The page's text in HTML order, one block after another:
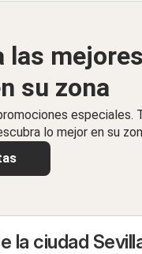
las mejores
su zona
especiales.
lo mejor en su
la ciudad